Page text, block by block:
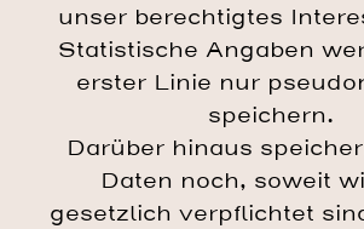
unser berechtigtes
Statistische Angaben
erster Linie nur
speichern.
Darüber hinaus
Daten noch, soweit
gesetzlich verpflichtet